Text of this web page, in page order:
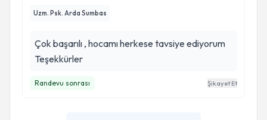
Uzm. Psk. Arda Sumbas
Çok başarılı , hocamı herkese tavsiye ediyorum
Teşekkürler
Randevu sonrası Şikayet Et